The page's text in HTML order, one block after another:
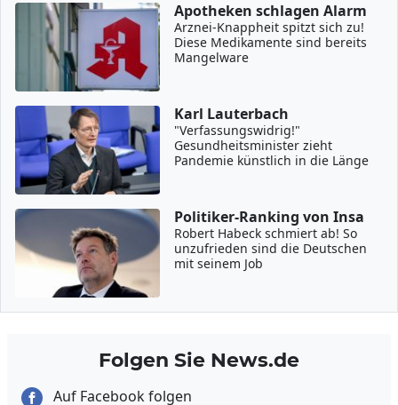
Apotheken schlagen Alarm
Arznei-Knappheit spitzt sich zu!
Diese Medikamente sind bereits
Mangelware
Karl Lauterbach
"Verfassungswidrig!"
Gesundheitsminister zieht
Pandemie künstlich in die Länge
Politiker-Ranking von Insa
Robert Habeck schmiert ab! So
unzufrieden sind die Deutschen
mit seinem Job
Folgen Sie News.de
Auf Facebook folgen